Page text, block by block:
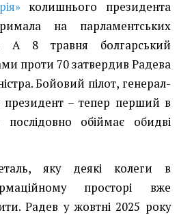
колишнього президента
на парламентських
А 8 травня болгарський
проти 70 затвердив Радева
Бойовий пілот, генерал-
президент – тепер перший в
послідовно обіймає обидві
яку деякі колеги в
просторі вже
Радев у жовтні 2025 року